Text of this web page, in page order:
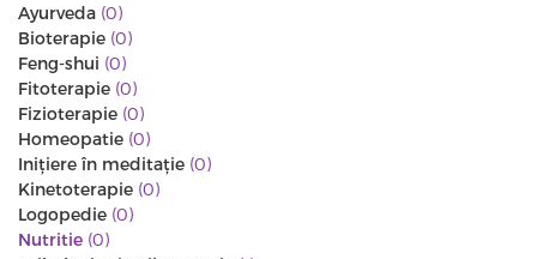
Ayurveda (0)
Bioterapie (0)
Feng-shui (0)
Fitoterapie (0)
Fizioterapie (0)
Homeopatie (0)
Iniţiere în meditaţie (0)
Kinetoterapie (0)
Logopedie (0)
Nutritie (0)